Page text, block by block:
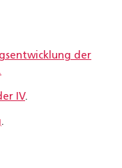
der
IV.
.